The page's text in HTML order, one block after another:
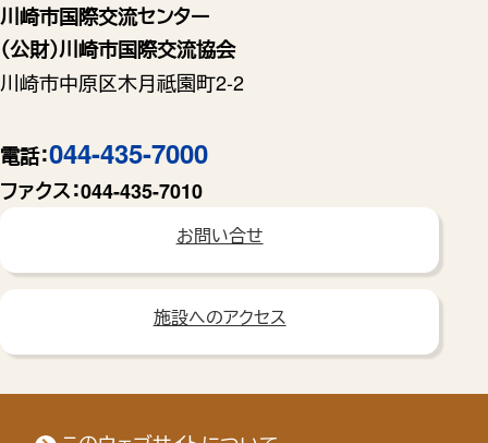
川崎市国際交流センター
（公財）川崎市国際交流協会
川崎市中原区木月祗園町2-2
電話：044-435-7000
ファクス：044-435-7010
お問い合せ
施設へのアクセス